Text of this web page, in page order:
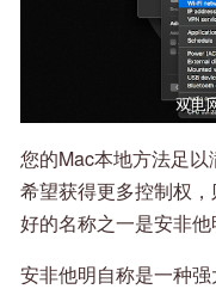
您的Mac本地方法足
希望获得更多控制权
好的名称之一是安非他
安非他明自称是一种